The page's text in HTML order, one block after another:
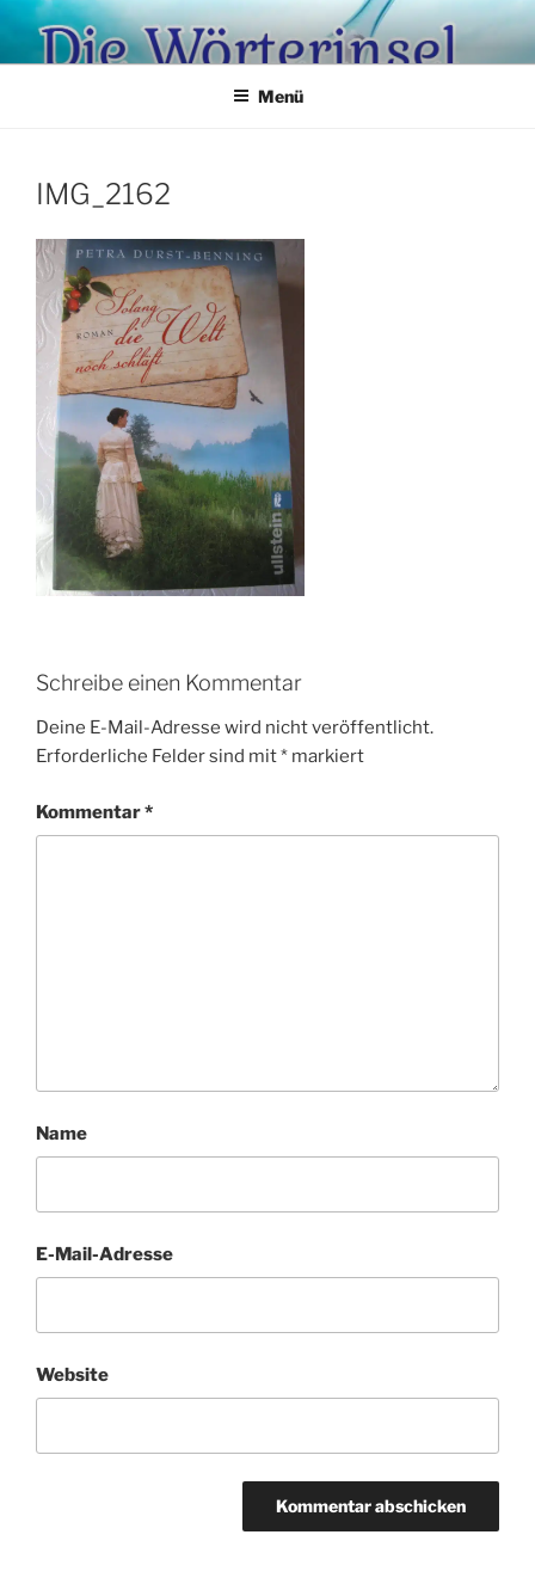
Zum
Inhalt
springen
Menü
IMG_2162
Schreibe einen Kommentar
Deine E-Mail-Adresse wird nicht veröffentlicht.
Erforderliche Felder sind mit* markiert
Kommentar*
Name
E-Mail-Adresse
Website